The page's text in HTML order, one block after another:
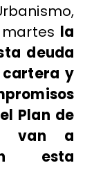
la
deuda
cartera y
Plan de
van a
esta